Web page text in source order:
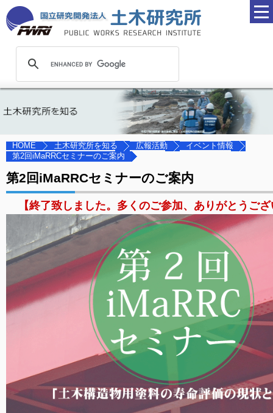
HOME 土木研究所を知る 広報活動
イベント情報
第2回iMaRRCセミナーのご案内
第2回iMaRRCセミナーのご案内
【終了致しました。多くのご参加、ありがとうご